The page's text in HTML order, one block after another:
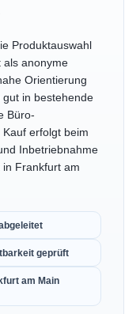
Produktauswahl
als anonyme
Orientierung
gut in bestehende
Büro-
erfolgt beim
Inbetriebnahme
Frankfurt am
geprüft
am Main